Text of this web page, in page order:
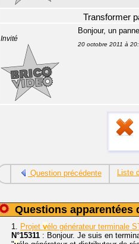
Transformer
Invité
Bonjour, un
20 octobre 2011 à
Question précédente Liste
Questions apparentées
1. Projet vélo générateur terminale
N°15311 : Bonjour. Je suis en